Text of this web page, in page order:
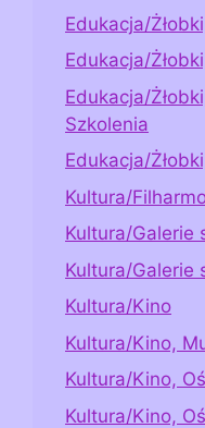
Edukacja/
Edukacja/
Edukacja/
Szkolenia
Edukacja/
Kultura/
Kultura/Galerie
Kultura/Galerie
Kultura/Kino
Kultura/Kino,
Kultura/Kino,
Kultura/Kino,